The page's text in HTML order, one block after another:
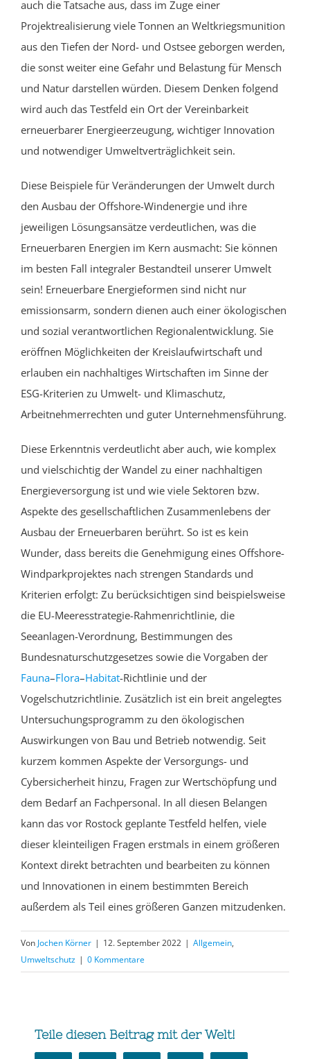
auch die Tatsache aus, dass im Zuge einer
Projektrealisierung viele Tonnen an Weltkriegsmunition
aus den Tiefen der Nord- und Ostsee geborgen werden,
die sonst weiter eine Gefahr und Belastung für Mensch
und Natur darstellen würden. Diesem Denken folgend
wird auch das Testfeld ein Ort der Vereinbarkeit
erneuerbarer Energieerzeugung, wichtiger Innovation
und notwendiger Umweltverträglichkeit sein.
Diese Beispiele für Veränderungen der Umwelt durch
den Ausbau der Offshore-Windenergie und ihre
jeweiligen Lösungsansätze verdeutlichen, was die
Erneuerbaren Energien im Kern ausmacht: Sie können
im besten Fall integraler Bestandteil unserer Umwelt
sein! Erneuerbare Energieformen sind nicht nur
emissionsarm, sondern dienen auch einer ökologischen
und sozial verantwortlichen Regionalentwicklung. Sie
eröffnen Möglichkeiten der Kreislaufwirtschaft und
erlauben ein nachhaltiges Wirtschaften im Sinne der
ESG-Kriterien zu Umwelt- und Klimaschutz,
Arbeitnehmerrechten und guter Unternehmensführung.
Diese Erkenntnis verdeutlicht aber auch, wie komplex
und vielschichtig der Wandel zu einer nachhaltigen
Energieversorgung ist und wie viele Sektoren bzw.
Aspekte des gesellschaftlichen Zusammenlebens der
Ausbau der Erneuerbaren berührt. So ist es kein
Wunder, dass bereits die Genehmigung eines Offshore-
Windparkprojektes nach strengen Standards und
Kriterien erfolgt: Zu berücksichtigen sind beispielsweise
die EU-Meeresstrategie-Rahmenrichtlinie, die
Seeanlagen-Verordnung, Bestimmungen des
Bundesnaturschutzgesetzes sowie die Vorgaben der
Fauna–Flora–Habitat-Richtlinie und der
Vogelschutzrichtlinie. Zusätzlich ist ein breit angelegtes
Untersuchungsprogramm zu den ökologischen
Auswirkungen von Bau und Betrieb notwendig. Seit
kurzem kommen Aspekte der Versorgungs- und
Cybersicherheit hinzu, Fragen zur Wertschöpfung und
dem Bedarf an Fachpersonal. In all diesen Belangen
kann das vor Rostock geplante Testfeld helfen, viele
dieser kleinteiligen Fragen erstmals in einem größeren
Kontext direkt betrachten und bearbeiten zu können
und Innovationen in einem bestimmten Bereich
außerdem als Teil eines größeren Ganzen mitzudenken.
Von Jochen Körner | 12. September 2022 | Allgemein,
Umweltschutz | 0 Kommentare
Teile diesen Beitrag mit der Welt!